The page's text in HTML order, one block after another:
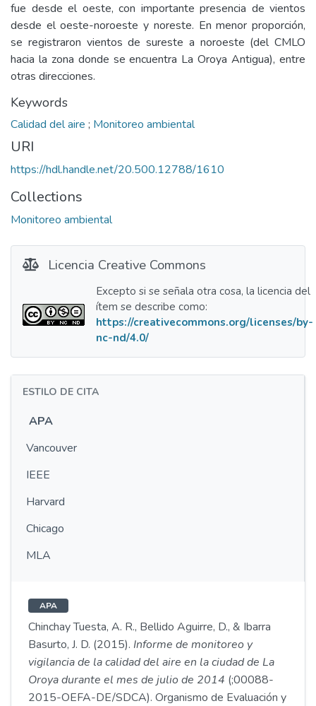
fue desde el oeste, con importante presencia de vientos
desde el oeste-noroeste y noreste. En menor proporción,
se registraron vientos de sureste a noroeste (del CMLO
hacia la zona donde se encuentra La Oroya Antigua), entre
otras direcciones.
Keywords
Calidad del aire ; Monitoreo ambiental
URI
https://hdl.handle.net/20.500.12788/1610
Collections
Monitoreo ambiental
Licencia Creative Commons
Excepto si se señala otra cosa, la licencia del
ítem se describe como:
https://creativecommons.org/licenses/by-
nc-nd/4.0/
ESTILO DE CITA
APA
Vancouver
IEEE
Harvard
Chicago
MLA
APA
Chinchay Tuesta, A. R., Bellido Aguirre, D., & Ibarra
Basurto, J. D. (2015). Informe de monitoreo y
vigilancia de la calidad del aire en la ciudad de La
Oroya durante el mes de julio de 2014 (;00088-
2015-OEFA-DE/SDCA). Organismo de Evaluación y